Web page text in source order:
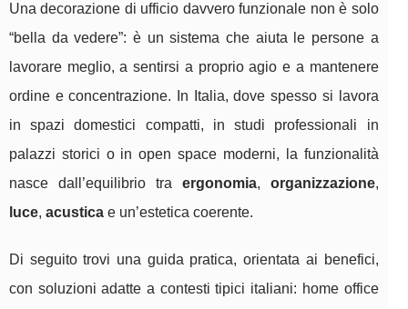
Una decorazione di ufficio davvero funzionale non è solo
“bella da vedere”: è un sistema che aiuta le persone a
lavorare meglio, a sentirsi a proprio agio e a mantenere
ordine e concentrazione. In Italia, dove spesso si lavora
in spazi domestici compatti, in studi professionali in
palazzi storici o in open space moderni, la funzionalità
nasce dall’equilibrio tra ergonomia, organizzazione,
luce, acustica e un’estetica coerente.
Di seguito trovi una guida pratica, orientata ai benefici,
con soluzioni adatte a contesti tipici italiani: home office